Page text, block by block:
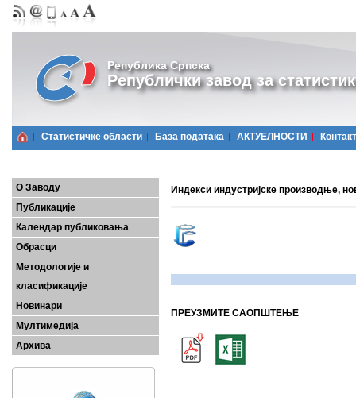
Република Српска
Републички завод за
Статистичке области Базa података АКТУЕЛНОСТИ Контакт
О Заводу
Публикације
Календар публиковања
Обрасци
Методологије и
класификације
Новинари
Мултимедија
Архива
Индекси индустријске производње,
ПРЕУЗМИТЕ САОПШТЕЊЕ